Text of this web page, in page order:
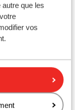
que les
vos
-
aux